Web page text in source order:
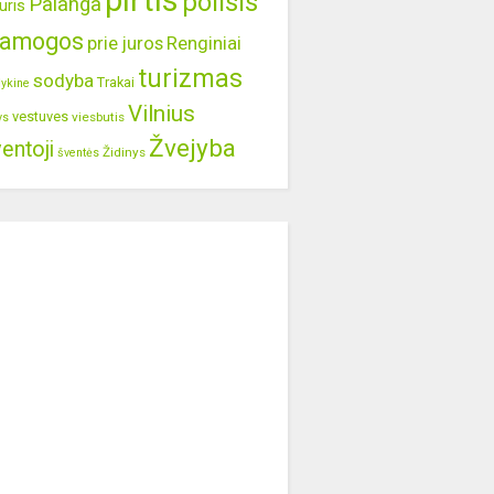
prie juros Renginiai
sodyba Trakai turizmas
vestuves viesbutis Vilnius
šventės Židinys Žvejyba